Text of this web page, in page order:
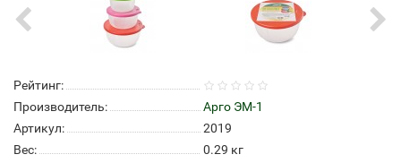
Рейтинг:
Производитель:
Арго ЭМ-1
Артикул:
2019
Вес:
0.29 кг